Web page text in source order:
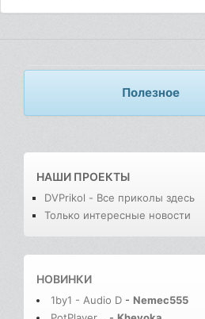
Полезное
НАШИ ПРОЕКТЫ
DVPrikol - Все приколы здесь
Только интересные новости
НОВИНКИ
1by1 - Audio D - Nemec555